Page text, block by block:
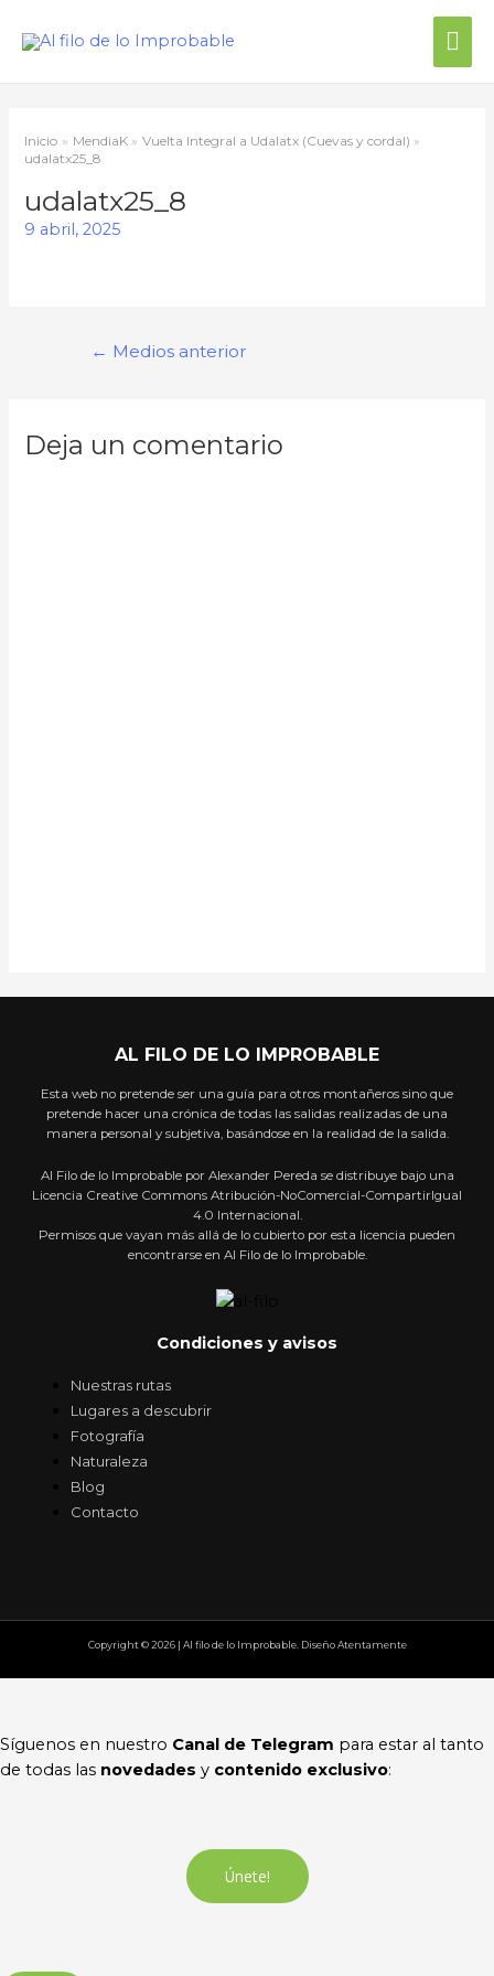
Inicio MendiaK
Vuelta Integral a Udalatx (Cuevas y cordal)
udalatx25_8
udalatx25_8
9 abril, 2025
Navegación
← Medios anterior
Deja un comentario
AL FILO DE LO IMPROBABLE
Esta web no pretende ser una guía para otros montañeros sino que
pretende hacer una crónica de todas las salidas realizadas de una
manera personal y subjetiva, basándose en la realidad de la salida.
Al Filo de lo Improbable por Alexander Pereda se distribuye bajo una
Licencia Creative Commons Atribución-NoComercial-CompartirIgual
4.0 Internacional.
Permisos que vayan más allá de lo cubierto por esta licencia pueden
encontrarse en Al Filo de lo Improbable.
Condiciones y avisos
Nuestras rutas
Lugares a descubrir
Fotografía
Naturaleza
Blog
Contacto
Copyright © 2026 | Al filo de lo Improbable. Diseño Atentamente
Síguenos en nuestro Canal de Telegram para estar al tanto
de todas las novedades y contenido exclusivo:
Únete!